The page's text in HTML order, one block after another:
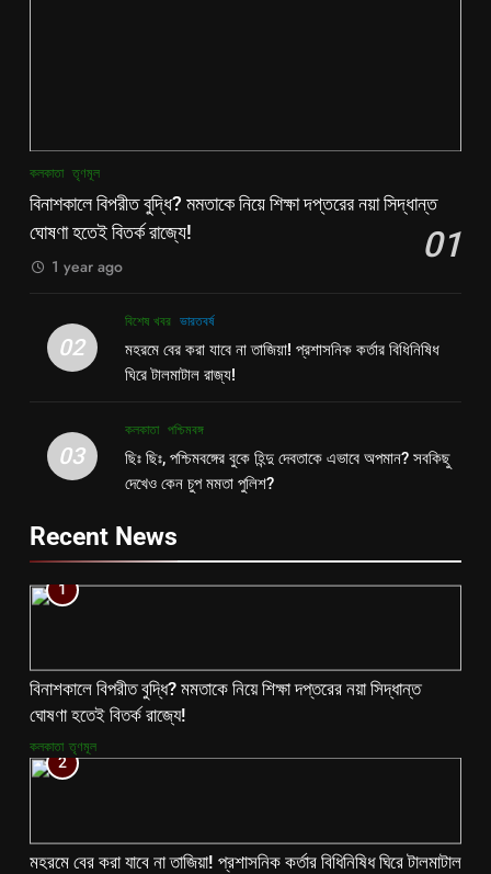
কলকাতা তৃণমূল
বিনাশকালে বিপরীত বুদ্ধি? মমতাকে নিয়ে শিক্ষা দপ্তরের নয়া সিদ্ধান্ত
ঘোষণা হতেই বিতর্ক রাজ্যে!
01
1 year ago
02
বিশেষ খবর ভারতবর্ষ
মহরমে বের করা যাবে না তাজিয়া! প্রশাসনিক কর্তার বিধিনিষিধ
ঘিরে টালমাটাল রাজ্য!
03
কলকাতা পশ্চিমবঙ্গ
ছিঃ ছিঃ, পশ্চিমবঙ্গের বুকে হিন্দু দেবতাকে এভাবে অপমান? সবকিছু
দেখেও কেন চুপ মমতা পুলিশ?
Recent News
1
বিনাশকালে বিপরীত বুদ্ধি? মমতাকে নিয়ে শিক্ষা দপ্তরের নয়া সিদ্ধান্ত
ঘোষণা হতেই বিতর্ক রাজ্যে!
কলকাতা তৃণমূল
2
মহরমে বের করা যাবে না তাজিয়া! প্রশাসনিক কর্তার বিধিনিষিধ ঘিরে টালমাটাল